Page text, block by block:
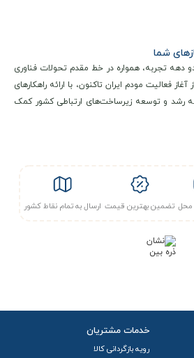
شما
دهه تجربه، همواره در خط مقدم تحولات فناوری
فعالیت مودم ایران تاکنون، با ارائه راهکارهای
رشد و توسعه زیرساخت‌های ارتباطی کشور کمک
محل تضمین بهترین قیمت ارسال به تمام نقاط کشور
خدمات مشتریان
رویه بازگردانی کالا